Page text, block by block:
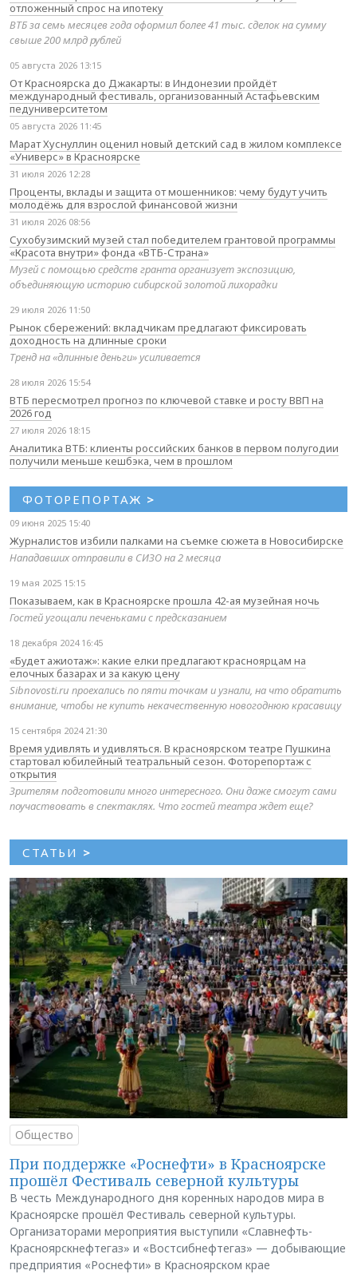
отложенный спрос на ипотеку
ВТБ за семь месяцев года оформил более 41 тыс. сделок на сумму
свыше 200 млрд рублей
05 августа 2026 13:15
От Красноярска до Джакарты: в Индонезии пройдёт
международный фестиваль, организованный Астафьевским
педуниверситетом
05 августа 2026 11:45
Марат Хуснуллин оценил новый детский сад в жилом комплексе
«Универс» в Красноярске
31 июля 2026 12:28
Проценты, вклады и защита от мошенников: чему будут учить
молодёжь для взрослой финансовой жизни
31 июля 2026 08:56
Сухобузимский музей стал победителем грантовой программы
«Красота внутри» фонда «ВТБ-Страна»
Музей с помощью средств гранта организует экспозицию,
объединяющую историю сибирской золотой лихорадки
29 июля 2026 11:50
Рынок сбережений: вкладчикам предлагают фиксировать
доходность на длинные сроки
Тренд на «длинные деньги» усиливается
28 июля 2026 15:54
ВТБ пересмотрел прогноз по ключевой ставке и росту ВВП на
2026 год
27 июля 2026 18:15
Аналитика ВТБ: клиенты российских банков в первом полугодии
получили меньше кешбэка, чем в прошлом
ФОТОРЕПОРТАЖ >
09 июня 2025 15:40
Журналистов избили палками на съемке сюжета в Новосибирске
Нападавших отправили в СИЗО на 2 месяца
19 мая 2025 15:15
Показываем, как в Красноярске прошла 42-ая музейная ночь
Гостей угощали печеньками с предсказанием
18 декабря 2024 16:45
«Будет ажиотаж»: какие елки предлагают красноярцам на
елочных базарах и за какую цену
Sibnovosti.ru проехались по пяти точкам и узнали, на что обратить
внимание, чтобы не купить некачественную новогоднюю красавицу
15 сентября 2024 21:30
Время удивлять и удивляться. В красноярском театре Пушкина
стартовал юбилейный театральный сезон. Фоторепортаж с
открытия
Зрителям подготовили много интересного. Они даже смогут сами
поучаствовать в спектаклях. Что гостей театра ждет еще?
СТАТЬИ >
Общество
При поддержке «Роснефти» в Красноярске
прошёл Фестиваль северной культуры
В честь Международного дня коренных народов мира в
Красноярске прошёл Фестиваль северной культуры.
Организаторами мероприятия выступили «Славнефть-
Красноярскнефтегаз» и «Востсибнефтегаз» — добывающие
предприятия «Роснефти» в Красноярском крае